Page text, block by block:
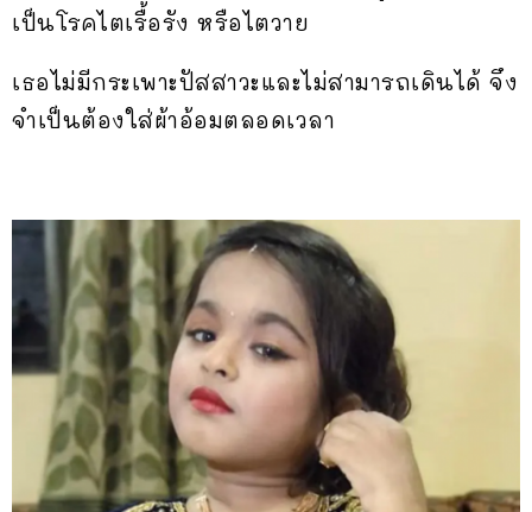
เป็นโรคไตเรื้อรัง หรือไตวาย
เธอไม่มีกระเพาะปัสสาวะและไม่สามารถเดินได้ จึง
จำเป็นต้องใส่ผ้าอ้อมตลอดเวลา